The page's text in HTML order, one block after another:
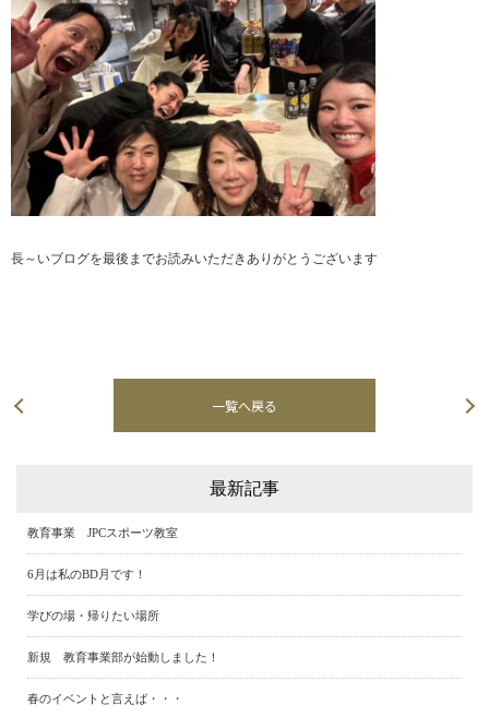
長～いブログを最後までお読みいただきありがとうございます
一覧へ戻る
最新記事
教育事業 JPCスポーツ教室
6月は私のBD月です！
学びの場・帰りたい場所
新規 教育事業部が始動しました！
春のイベントと言えば・・・